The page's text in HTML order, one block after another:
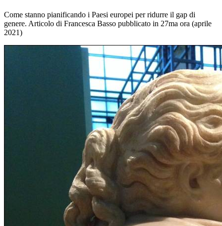
Come stanno pianificando i Paesi europei per ridurre il gap di
genere. Articolo di Francesca Basso pubblicato in 27ma ora (aprile
2021)